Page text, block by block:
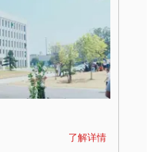
了解详情